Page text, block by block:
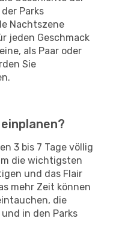
Parks
Nachtszene
jeden Geschmack
als Paar oder
Sie
3 bis 7 Tage völlig
die wichtigsten
und das Flair
mehr Zeit können
die
in den Parks